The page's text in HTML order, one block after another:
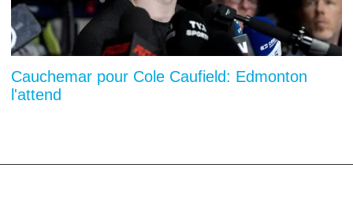
Cauchemar pour Cole Caufield: Edmonton
l'attend